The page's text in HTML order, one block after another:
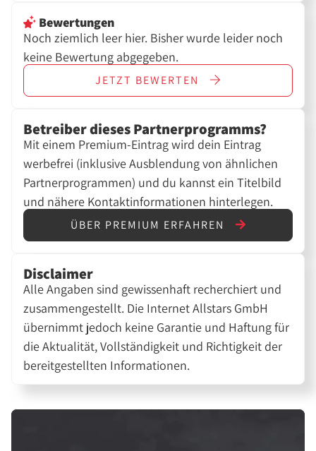
Bewertungen
Noch ziemlich leer hier. Bisher wurde leider noch
keine Bewertung abgegeben.
JETZT BEWERTEN
Betreiber dieses Partnerprogramms?
Mit einem Premium-Eintrag wird dein Eintrag
werbefrei (inklusive Ausblendung von ähnlichen
Partnerprogrammen) und du kannst ein Titelbild
und nähere Kontaktinformationen hinterlegen.
ÜBER PREMIUM ERFAHREN
Disclaimer
Alle Angaben sind gewissenhaft recherchiert und
zusammengestellt. Die Internet Allstars GmbH
übernimmt jedoch keine Garantie und Haftung für
die Aktualität, Vollständigkeit und Richtigkeit der
bereitgestellten Informationen.